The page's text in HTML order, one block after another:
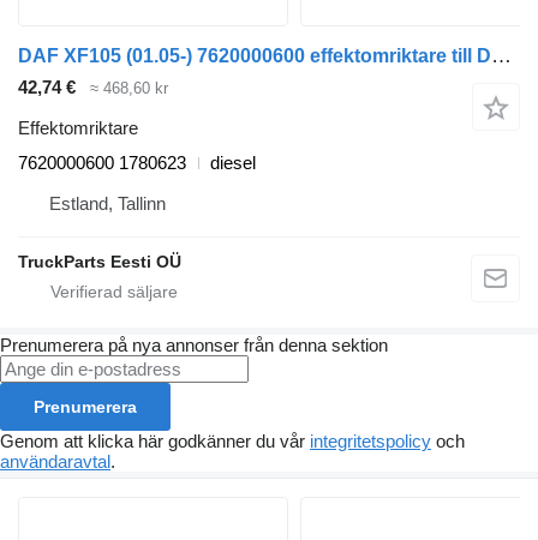
DAF XF105 (01.05-) 7620000600 effektomriktare till DAF XF95, XF105 (2001-2014) dragbil
42,74 € ≈ 468,60 kr
Effektomriktare
7620000600 1780623
diesel
Estland, Tallinn
TruckParts Eesti OÜ
Prenumerera på nya annonser från denna sektion
Prenumerera
Genom att klicka här godkänner du vår integritetspolicy och
användaravtal.